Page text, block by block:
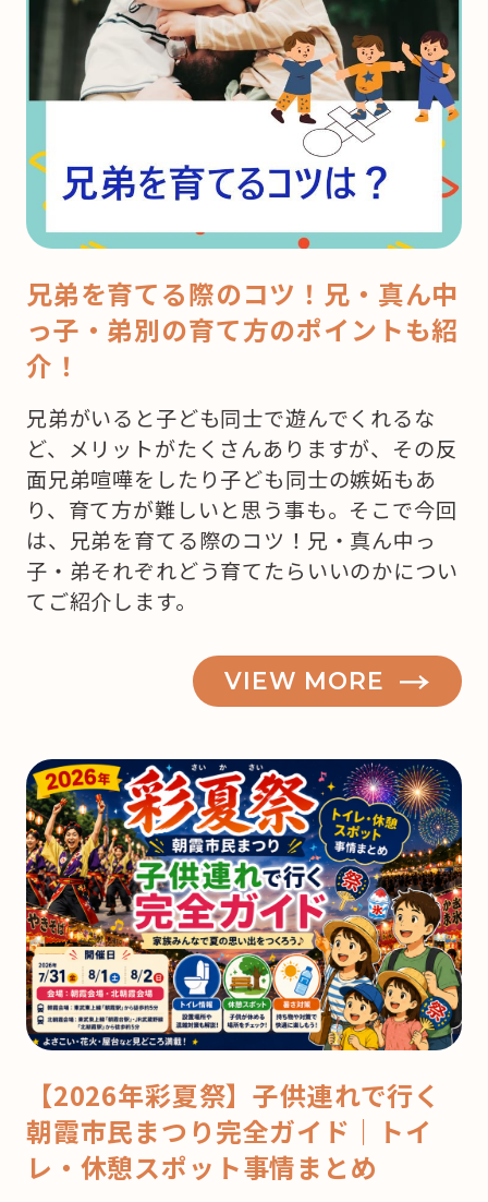
兄弟を育てる際のコツ！兄・真ん中
っ子・弟別の育て方のポイントも紹
介！
兄弟がいると子ども同士で遊んでくれるな
ど、メリットがたくさんありますが、その反
面兄弟喧嘩をしたり子ども同士の嫉妬もあ
り、育て方が難しいと思う事も。そこで今回
は、兄弟を育てる際のコツ！兄・真ん中っ
子・弟それぞれどう育てたらいいのかについ
てご紹介します。
VIEW MORE
【2026年彩夏祭】子供連れで行く
朝霞市民まつり完全ガイド｜トイ
レ・休憩スポット事情まとめ